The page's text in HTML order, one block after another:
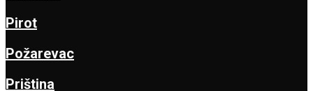
Pirot
Požarevac
Priština